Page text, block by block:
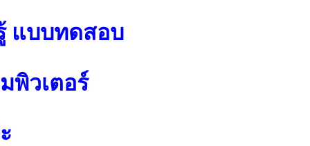
แบบทดสอบ
พิวเตอร์